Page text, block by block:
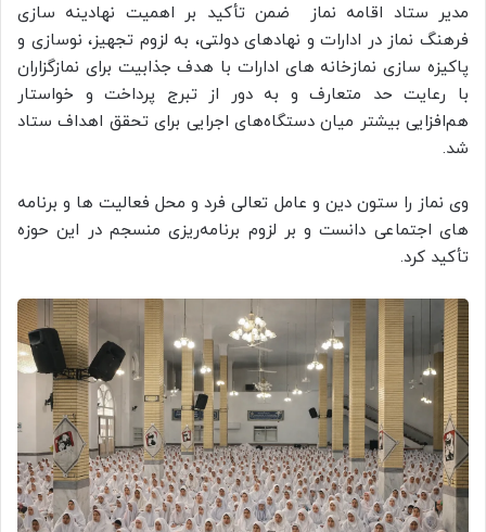
مدیر ستاد اقامه نماز ضمن تأکید بر اهمیت نهادینه ‌سازی
فرهنگ نماز در ادارات و نهادهای دولتی، به لزوم تجهیز، نوسازی و
پاکیزه سازی نمازخانه های ادارات با هدف جذابیت برای نمازگزاران
با رعایت حد متعارف و به دور از تبرج پرداخت و خواستار
هم‌افزایی بیشتر میان دستگاه‌های اجرایی برای تحقق اهداف ستاد
شد.
وی نماز را ستون دین و عامل تعالی فرد و محل فعالیت ها و برنامه
های اجتماعی دانست و بر لزوم برنامه‌ریزی منسجم در این حوزه
تأکید کرد.